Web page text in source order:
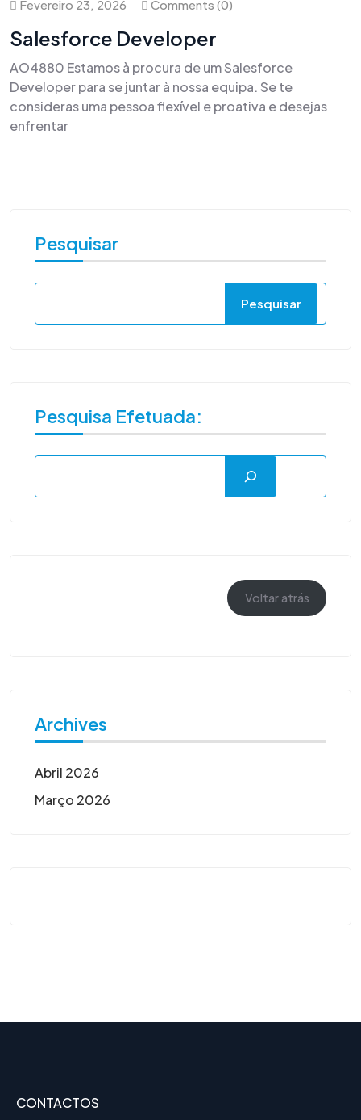
Fevereiro 23, 2026 Comments (0)
Salesforce Developer
AO4880 Estamos à procura de um Salesforce
Developer para se juntar à nossa equipa. Se te
consideras uma pessoa flexível e proativa e desejas
enfrentar
Pesquisar
Pesquisar
Pesquisa Efetuada:
Voltar atrás
Archives
Abril 2026
Março 2026
CONTACTOS